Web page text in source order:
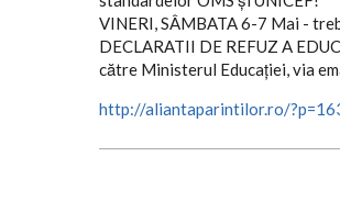
VINERI, SÂMBATA 6-7 Mai -
DECLARATII DE REFUZ A
către Ministerul Educației, via
http://aliantaparintilor.ro/